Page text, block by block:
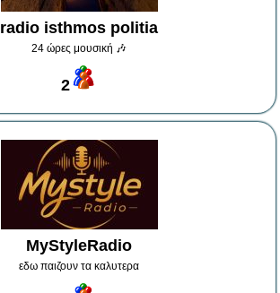
radio isthmos politia
24 ώρες μουσική 🎶
2
MyStyleRadio
εδω παιζουν τα καλυτερα